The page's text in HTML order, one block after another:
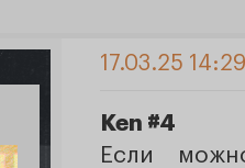
17.03.25
Ken #4
Если